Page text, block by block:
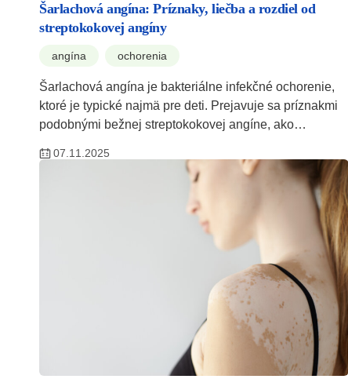
Šarlachová angína: Príznaky, liečba a rozdiel od
streptokokovej angíny
angína ochorenia
Šarlachová angína je bakteriálne infekčné ochorenie,
ktoré je typické najmä pre deti. Prejavuje sa príznakmi
podobnými bežnej streptokokovej angíne, ako…
07.11.2025